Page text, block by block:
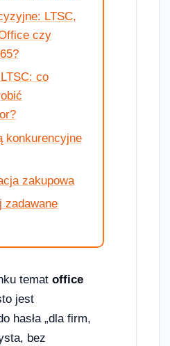
LTSC,
czy
co
konkurencyjne
zakupowa
zadawane
temat office
jest
hasła „dla firm,
bez